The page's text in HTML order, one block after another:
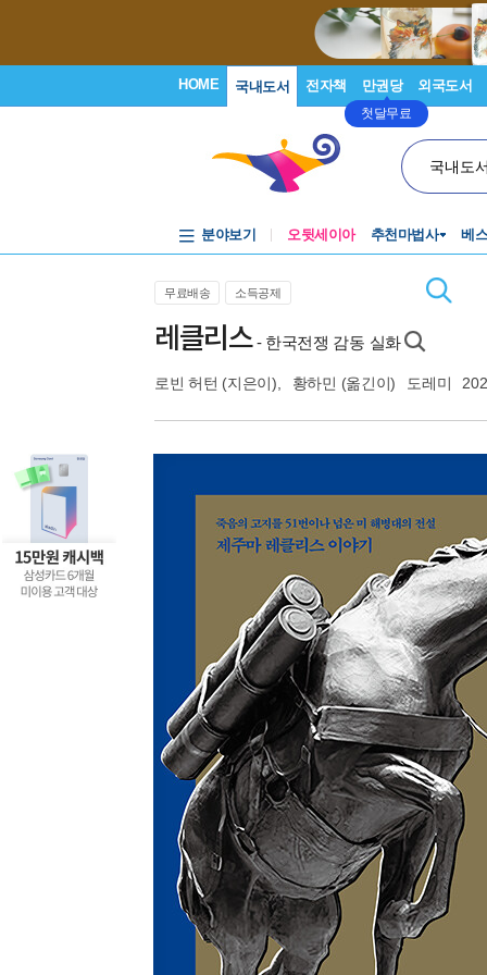
HOME 국내도서 전자책 만권당
첫달무료
외국도서
국내도
분야보기 오뒷세이아 추천마법사 베
무료배송 소득공제
레클리스- 한국전쟁 감동 실화
로빈 허턴 (지은이), 황하민 (옮긴이) 도레미